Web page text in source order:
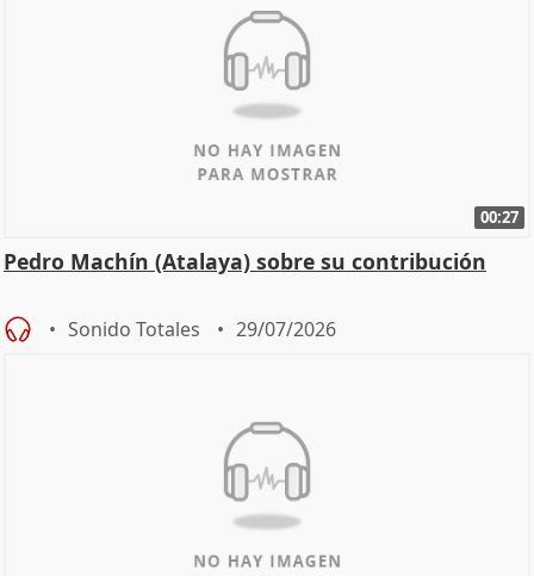
00:27
Pedro Machín (Atalaya) sobre su contribución
Sonido Totales 29/07/2026